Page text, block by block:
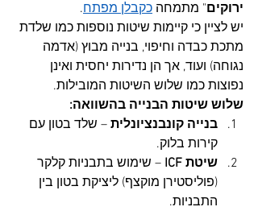
ירוקים" מתמחה כקבלן מפתח.
יש לציין כי קיימות שיטות נוספות כמו שלדת
מתכת כבדה וחיפוי, בנייה מבוץ (אדמה
נגוחה) ועוד, אך הן נדירות יחסית ואינן
נפוצות כמו שלוש השיטות המובילות.
שלוש שיטות הבנייה בהשוואה:
בנייה קונבנציונלית – שלד בטון עם
קירות בלוק.
שיטת ICF
– שימוש בתבניות קלקר
(פוליסטירן מוקצף) ליציקת בטון בין
התבניות.